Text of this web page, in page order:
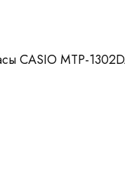
CASIO MTP-